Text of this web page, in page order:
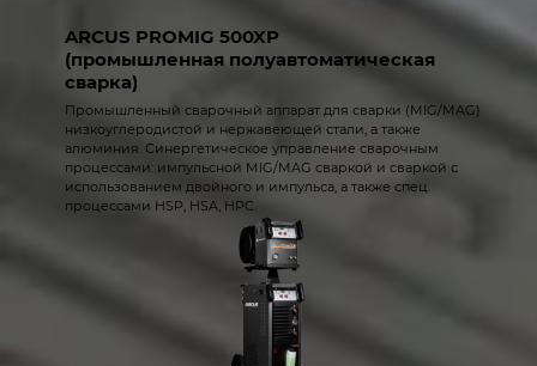
ARCUS PROMIG 500XP
(промышленная полуавтоматическая
сварка)
Промышленный сварочный аппарат для сварки (MIG/MAG)
низкоуглеродистой и нержавеющей стали, а также
алюминия. Синергетическое управление сварочным
процессами: импульсной MIG/MAG сваркой и сваркой с
использованием двойного и импульса, а также спец.
процессами HSP, HSA, HPC.